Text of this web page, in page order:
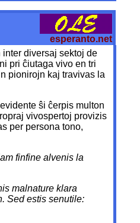
esperanto.net
diversaj sektoj de
pri ĉiutaga vivo en tri
pionirojn kaj travivas la
ŝi ĉerpis multon
vivospertoj provizis
per persona tono,
finfine alvenis la
malnature klara
Sed estis senutile: